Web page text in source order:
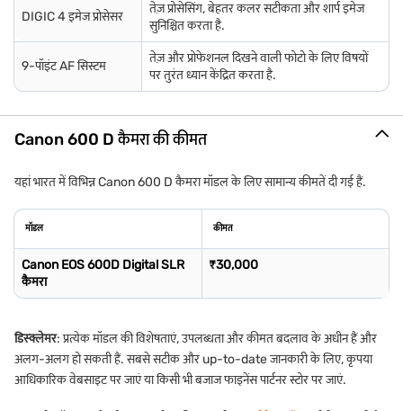
DIGIC 4 इमेज प्रोसेसर
तेज़ प्रोसेसिंग, बेहतर कलर सटीकता और शार्प इमेज
सुनिश्चित करता है.
9-पॉइंट AF सिस्टम
तेज़ और प्रोफेशनल दिखने वाली फोटो के लिए विषयों
पर तुरंत ध्यान केंद्रित करता है.
Canon 600 D कैमरा की कीमत
यहां भारत में विभिन्न Canon 600 D कैमरा मॉडल के लिए सामान्य कीमतें दी गई हैं.
मॉडल कीमत
Canon EOS 600D Digital SLR
कैमरा
₹30,000
डिस्क्लेमर: प्रत्येक मॉडल की विशेषताएं, उपलब्धता और कीमत बदलाव के अधीन हैं और
अलग-अलग हो सकती हैं. सबसे सटीक और up-to-date जानकारी के लिए, कृपया
आधिकारिक वेबसाइट पर जाएं या किसी भी बजाज फाइनेंस पार्टनर स्टोर पर जाएं.